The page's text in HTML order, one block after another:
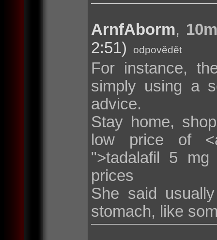
ArnfAborm,
2:51)
odpovědět
For instance,
simply using a
advice.
Stay home,
low price of <a
">tadalafil 5 mg
prices
She said
stomach, like